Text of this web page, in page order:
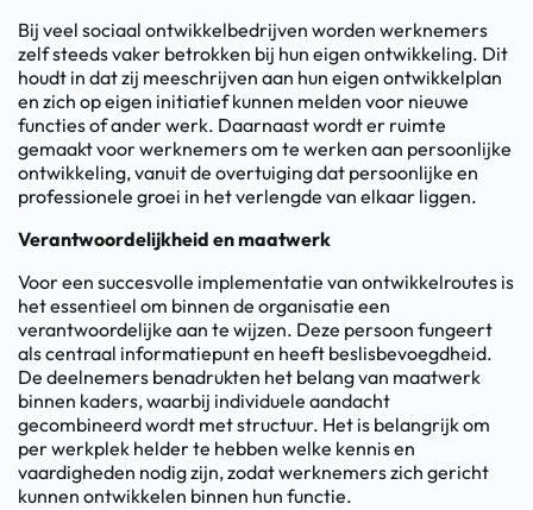
Bij veel sociaal ontwikkelbedrijven worden werknemers
zelf steeds vaker betrokken bij hun eigen ontwikkeling. Dit
houdt in dat zij meeschrijven aan hun eigen ontwikkelplan
en zich op eigen initiatief kunnen melden voor nieuwe
functies of ander werk. Daarnaast wordt er ruimte
gemaakt voor werknemers om te werken aan persoonlijke
ontwikkeling, vanuit de overtuiging dat persoonlijke en
professionele groei in het verlengde van elkaar liggen.
Verantwoordelijkheid en maatwerk
Voor een succesvolle implementatie van ontwikkelroutes is
het essentieel om binnen de organisatie een
verantwoordelijke aan te wijzen. Deze persoon fungeert
als centraal informatiepunt en heeft beslisbevoegdheid.
De deelnemers benadrukten het belang van maatwerk
binnen kaders, waarbij individuele aandacht
gecombineerd wordt met structuur. Het is belangrijk om
per werkplek helder te hebben welke kennis en
vaardigheden nodig zijn, zodat werknemers zich gericht
kunnen ontwikkelen binnen hun functie.